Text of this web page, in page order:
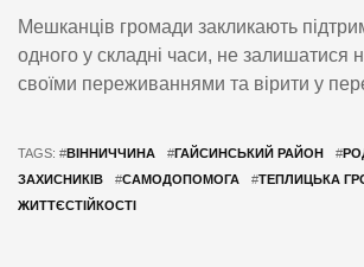
Мешканців громади закликають
одного у складні часи, не залишатися
своїми переживаннями та вірити у
TAGS: #ВІННИЧЧИНА #ГАЙСИНСЬКИЙ РАЙОН #
ЗАХИСНИКІВ
#САМОДОПОМОГА #ТЕПЛИЦЬКА
ЖИТТЄСТІЙКОСТІ